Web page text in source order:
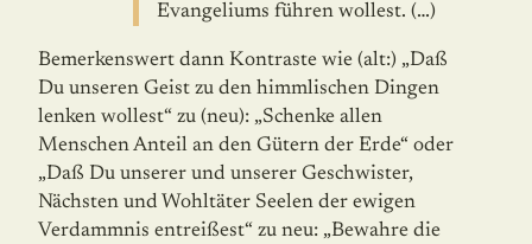
Evangeliums führen wollest. (…)
Bemerkenswert dann Kontraste wie (alt:) „Daß
Du unseren Geist zu den himmlischen Dingen
lenken wollest“ zu (neu): „Schenke allen
Menschen Anteil an den Gütern der Erde“ oder
„Daß Du unserer und unserer Geschwister,
Nächsten und Wohltäter Seelen der ewigen
Verdammnis entreißest“ zu neu: „Bewahre die